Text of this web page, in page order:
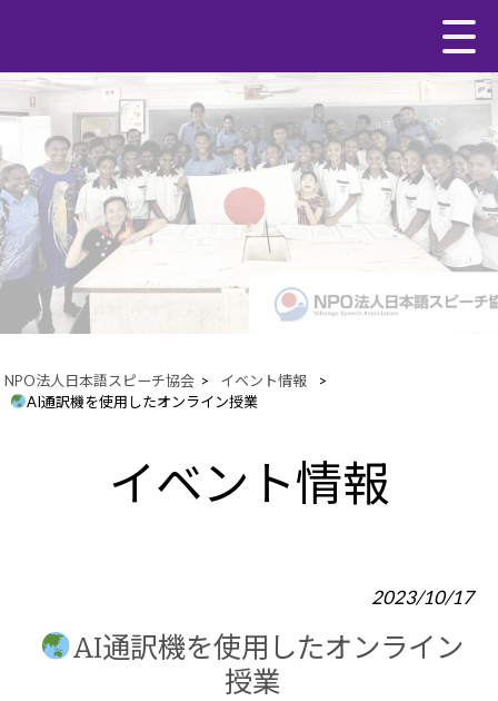
NPO法人日本語スピーチ協会 > イベント情報
>
AI通訳機を使用したオンライン授業
イベント情報
2023/10/17
AI通訳機を使用したオンライン
授業